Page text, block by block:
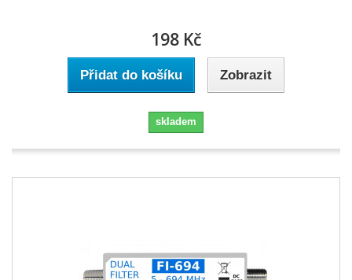
198 Kč
Přidat do košíku Zobrazit
skladem